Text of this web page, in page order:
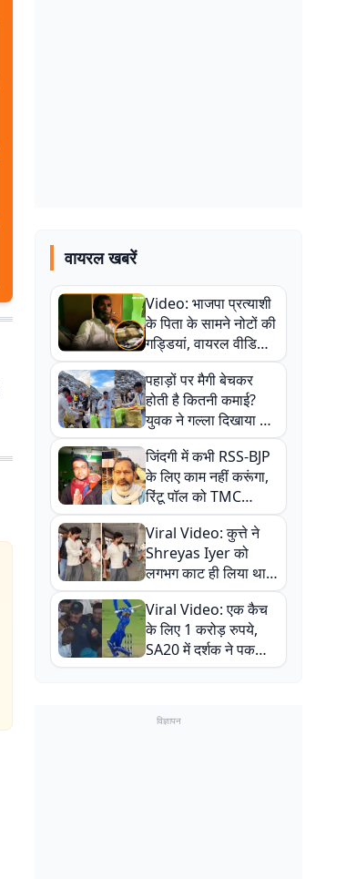
वायरल खबरें
Video: भाजपा प्रत्याशी
के पिता के सामने नोटों की
गड्डियां, वायरल वीडियो
से राजनीति में उबाल,
अजित महतो बोले- TMC
की गंदी चाल
पहाड़ों पर मैगी बेचकर
होती है कितनी कमाई?
युवक ने गल्ला दिखाया तो
नौकरी वालों के खड़े हो गए
कान
जिंदगी में कभी RSS-BJP
के लिए काम नहीं करूंगा,
रिंटू पॉल को TMC
ऑफिस में ले जाकर पीटा,
Video वायरल
Viral Video: कुत्ते ने
Shreyas Iyer को
लगभग काट ही लिया था,
न्यूजीलैंड सीरीज से पहले
बाल-बाल बचे
Viral Video: एक कैच
के लिए 1 करोड़ रुपये,
SA20 में दर्शक ने पकड़ा
एक हाथ से गजब का कैच
विज्ञापन